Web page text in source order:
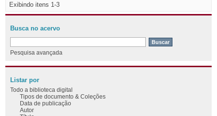
Exibindo itens 1-3
Busca no acervo
Pesquisa avançada
Listar por
Todo a biblioteca digital
Tipos de documento & Coleções
Data de publicação
Autor